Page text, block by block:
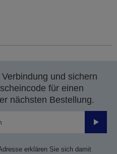
und sichern
für einen
nächsten Bestellung.
erklären Sie sich damit